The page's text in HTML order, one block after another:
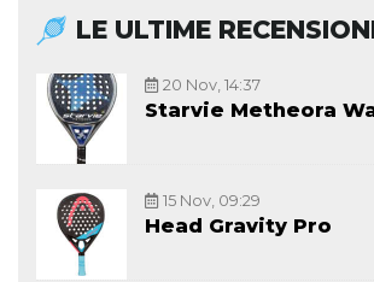
LE ULTIME
20 Nov, 14:37
Starvie Metheora
15 Nov, 09:29
Head Gravity Pro